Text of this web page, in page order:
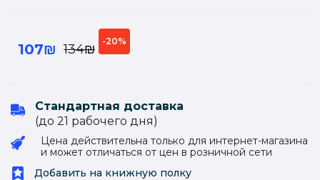
107₪ 134₪
-20%
Стандартная доставка
(до 21 рабочего дня)
Цена действительна только для интернет-магазина
и может отличаться от цен в розничной сети
Добавить на книжную полку